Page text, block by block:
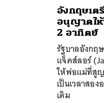
อังกฤษเต
อนุญาตใ
2 อาทิตย์
รัฐบาลอังกฤ
แจ็คส์ลอร์
ให้พ่อแม่ที่สู
เป็นเวลาสอ
เดิม